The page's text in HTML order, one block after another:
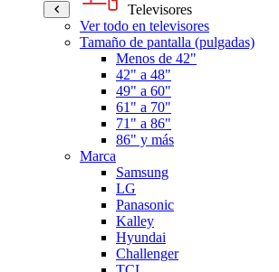
Televisores
Ver todo en televisores
Tamaño de pantalla (pulgadas)
Menos de 42"
42" a 48"
49" a 60"
61" a 70"
71" a 86"
86" y más
Marca
Samsung
LG
Panasonic
Kalley
Hyundai
Challenger